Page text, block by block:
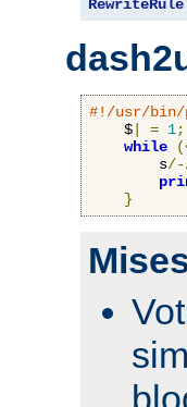
RewriteRule
#!/usr/
    $
= 1;
while
        s
}